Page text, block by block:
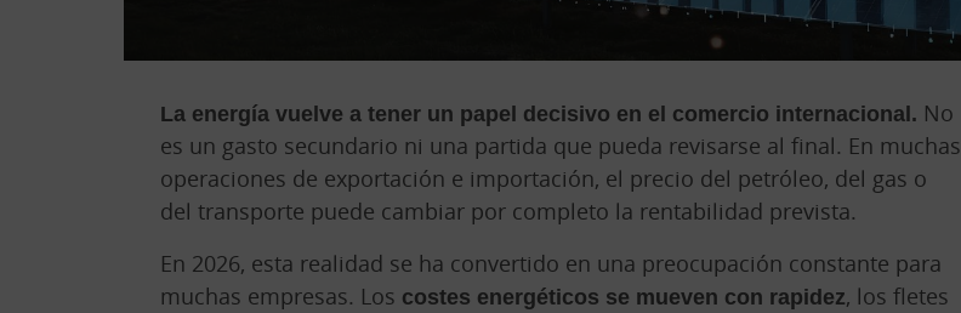
La energía vuelve a tener un papel decisivo en el comercio internacional. No
es un gasto secundario ni una partida que pueda revisarse al final. En muchas
operaciones de exportación e importación, el precio del petróleo, del gas o
del transporte puede cambiar por completo la rentabilidad prevista.
En 2026, esta realidad se ha convertido en una preocupación constante para
muchas empresas. Los costes energéticos se mueven con rapidez, los fletes